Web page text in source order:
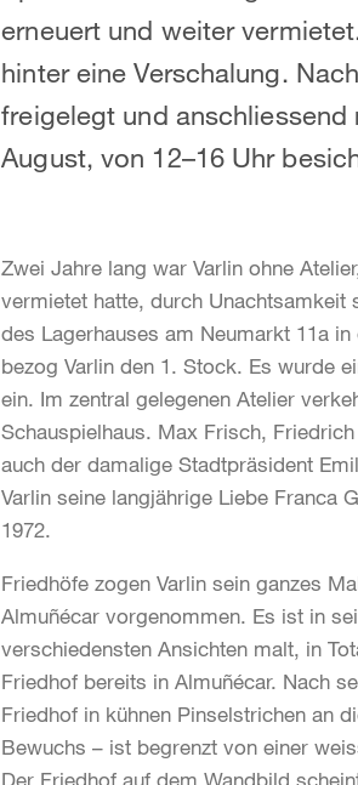
erneuert und weiter
hinter eine Verschalung.
freigelegt und
August, von 12–16 Uhr
Zwei Jahre lang war Varlin ohne
vermietet hatte, durch
des Lagerhauses am Neumarkt 11a
bezog Varlin den 1. Stock. Es wurde
ein. Im zentral gelegenen Atelier
Schauspielhaus. Max Frisch,
auch der damalige Stadtpräsident
Varlin seine langjährige Liebe Franca
1972.
Friedhöfe zogen Varlin sein ganzes
Almuñécar vorgenommen. Es ist in
verschiedensten Ansichten malt, in
Friedhof bereits in Almuñécar. Nach
Friedhof in kühnen Pinselstrichen an
Bewuchs – ist begrenzt von einer
Der Friedhof auf dem Wandbild